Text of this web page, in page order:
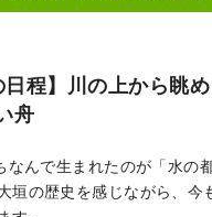
日程】川の上から眺
舟
なんで生まれたのが「水の
垣の歴史を感じながら、今